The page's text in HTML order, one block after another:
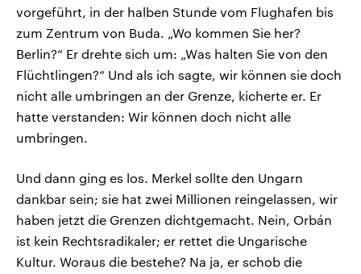
vorgeführt, in der halben Stunde vom Flughafen bis
zum Zentrum von Buda. „Wo kommen Sie her?
Berlin?“ Er drehte sich um: „Was halten Sie von den
Flüchtlingen?“ Und als ich sagte, wir können sie doch
nicht alle umbringen an der Grenze, kicherte er. Er
hatte verstanden: Wir können doch nicht alle
umbringen.
Und dann ging es los. Merkel sollte den Ungarn
dankbar sein; sie hat zwei Millionen reingelassen, wir
haben jetzt die Grenzen dichtgemacht. Nein, Orbán
ist kein Rechtsradikaler; er rettet die Ungarische
Kultur. Woraus die bestehe? Na ja, er schob die